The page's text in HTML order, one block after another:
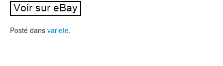
Posté dans variete.